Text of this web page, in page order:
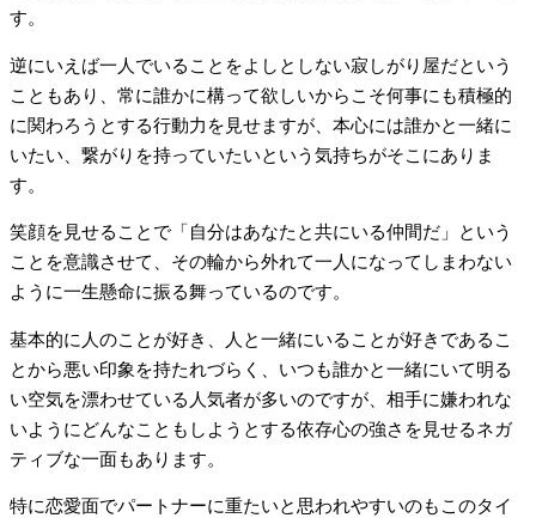
す。
逆にいえば一人でいることをよしとしない寂しがり屋だという
こともあり、常に誰かに構って欲しいからこそ何事にも積極的
に関わろうとする行動力を見せますが、本心には誰かと一緒に
いたい、繋がりを持っていたいという気持ちがそこにありま
す。
笑顔を見せることで「自分はあなたと共にいる仲間だ」という
ことを意識させて、その輪から外れて一人になってしまわない
ように一生懸命に振る舞っているのです。
基本的に人のことが好き、人と一緒にいることが好きであるこ
とから悪い印象を持たれづらく、いつも誰かと一緒にいて明る
い空気を漂わせている人気者が多いのですが、相手に嫌われな
いようにどんなこともしようとする依存心の強さを見せるネガ
ティブな一面もあります。
特に恋愛面でパートナーに重たいと思われやすいのもこのタイ